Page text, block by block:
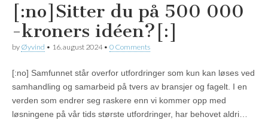
[:no]Sitter du på 500 000
-kroners idéen?[:]
by Øyvind • 16. august 2024• 0 Comments
[:no] Samfunnet står overfor utfordringer som kun kan løses ved
samhandling og samarbeid på tvers av bransjer og fagelt. I en
verden som endrer seg raskere enn vi kommer opp med
løsningene på vår tids største utfordringer, har behovet aldri…